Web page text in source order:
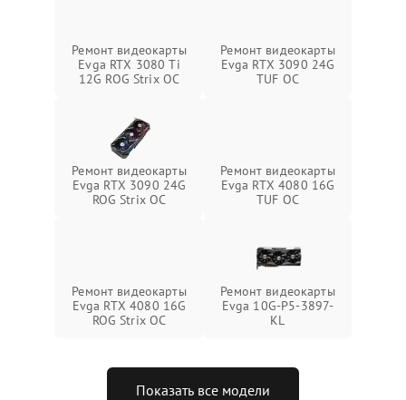
Ремонт видеокарты
Evga RTX 3080 Ti
12G ROG Strix OC
Ремонт видеокарты
Evga RTX 3090 24G
TUF OC
Ремонт видеокарты
Evga RTX 3090 24G
ROG Strix OC
Ремонт видеокарты
Evga RTX 4080 16G
TUF OC
Ремонт видеокарты
Evga RTX 4080 16G
ROG Strix OC
Ремонт видеокарты
Evga 10G-P5-3897-
KL
Показать все модели